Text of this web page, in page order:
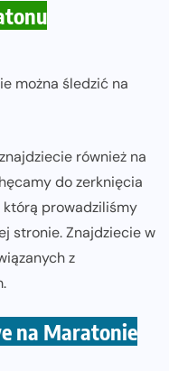
można śledzić na
również na
do zerknięcia
którą prowadziliśmy
stronie. Znajdziecie w
z
na Maratonie